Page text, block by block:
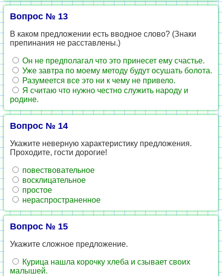
Вопрос № 13
В каком предложении есть вводное слово? (Знаки
препинания не расставлены.)
Он не предполагал что это принесет ему счастье.
Уже завтра по моему методу будут осушать болота.
Разумеется все это ни к чему не привело.
Я считаю что нужно честно служить народу и
родине.
Вопрос № 14
Укажите неверную характеристику предложения.
Проходите, гости дорогие!
повествовательное
восклицательное
простое
нераспространенное
Вопрос № 15
Укажите сложное предложение.
Курица нашла корочку хлеба и сзывает своих
малышей.